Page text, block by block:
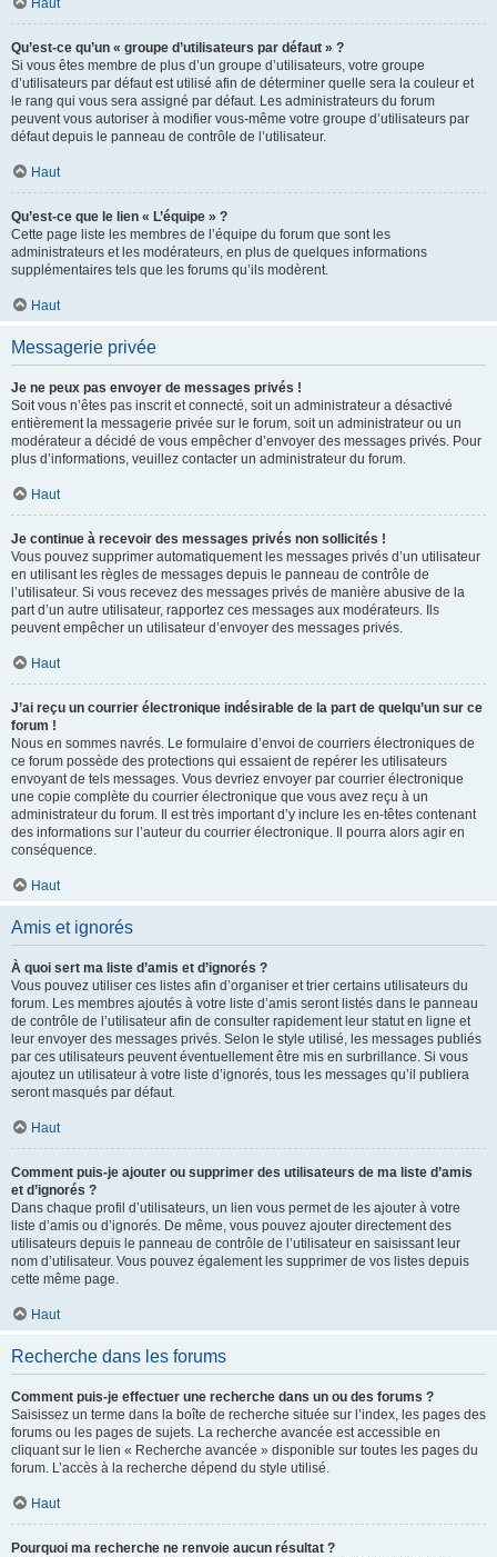
Haut
Qu’est-ce qu’un « groupe d’utilisateurs par défaut » ?
Si vous êtes membre de plus d’un groupe d’utilisateurs, votre groupe
d’utilisateurs par défaut est utilisé afin de déterminer quelle sera la couleur et
le rang qui vous sera assigné par défaut. Les administrateurs du forum
peuvent vous autoriser à modifier vous-même votre groupe d’utilisateurs par
défaut depuis le panneau de contrôle de l’utilisateur.
Haut
Qu’est-ce que le lien « L’équipe » ?
Cette page liste les membres de l’équipe du forum que sont les
administrateurs et les modérateurs, en plus de quelques informations
supplémentaires tels que les forums qu’ils modèrent.
Haut
Messagerie privée
Je ne peux pas envoyer de messages privés !
Soit vous n’êtes pas inscrit et connecté, soit un administrateur a désactivé
entièrement la messagerie privée sur le forum, soit un administrateur ou un
modérateur a décidé de vous empêcher d’envoyer des messages privés. Pour
plus d’informations, veuillez contacter un administrateur du forum.
Haut
Je continue à recevoir des messages privés non sollicités !
Vous pouvez supprimer automatiquement les messages privés d’un utilisateur
en utilisant les règles de messages depuis le panneau de contrôle de
l’utilisateur. Si vous recevez des messages privés de manière abusive de la
part d’un autre utilisateur, rapportez ces messages aux modérateurs. Ils
peuvent empêcher un utilisateur d’envoyer des messages privés.
Haut
J’ai reçu un courrier électronique indésirable de la part de quelqu’un sur ce
forum !
Nous en sommes navrés. Le formulaire d’envoi de courriers électroniques de
ce forum possède des protections qui essaient de repérer les utilisateurs
envoyant de tels messages. Vous devriez envoyer par courrier électronique
une copie complète du courrier électronique que vous avez reçu à un
administrateur du forum. Il est très important d’y inclure les en-têtes contenant
des informations sur l’auteur du courrier électronique. Il pourra alors agir en
conséquence.
Haut
Amis et ignorés
À quoi sert ma liste d’amis et d’ignorés ?
Vous pouvez utiliser ces listes afin d’organiser et trier certains utilisateurs du
forum. Les membres ajoutés à votre liste d’amis seront listés dans le panneau
de contrôle de l’utilisateur afin de consulter rapidement leur statut en ligne et
leur envoyer des messages privés. Selon le style utilisé, les messages publiés
par ces utilisateurs peuvent éventuellement être mis en surbrillance. Si vous
ajoutez un utilisateur à votre liste d’ignorés, tous les messages qu’il publiera
seront masqués par défaut.
Haut
Comment puis-je ajouter ou supprimer des utilisateurs de ma liste d’amis
et d’ignorés ?
Dans chaque profil d’utilisateurs, un lien vous permet de les ajouter à votre
liste d’amis ou d’ignorés. De même, vous pouvez ajouter directement des
utilisateurs depuis le panneau de contrôle de l’utilisateur en saisissant leur
nom d’utilisateur. Vous pouvez également les supprimer de vos listes depuis
cette même page.
Haut
Recherche dans les forums
Comment puis-je effectuer une recherche dans un ou des forums ?
Saisissez un terme dans la boîte de recherche située sur l’index, les pages des
forums ou les pages de sujets. La recherche avancée est accessible en
cliquant sur le lien « Recherche avancée » disponible sur toutes les pages du
forum. L’accès à la recherche dépend du style utilisé.
Haut
Pourquoi ma recherche ne renvoie aucun résultat ?